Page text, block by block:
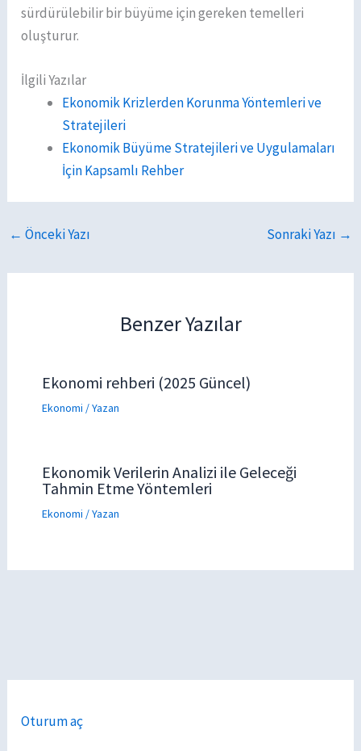
sürdürülebilir bir büyüme için gereken temelleri
oluşturur.
İlgili Yazılar
Ekonomik Krizlerden Korunma Yöntemleri ve
Stratejileri
Ekonomik Büyüme Stratejileri ve Uygulamaları
İçin Kapsamlı Rehber
← Önceki Yazı Sonraki Yazı →
Benzer Yazılar
Ekonomi rehberi (2025 Güncel)
Ekonomi / Yazan
Ekonomik Verilerin Analizi ile Geleceği
Tahmin Etme Yöntemleri
Ekonomi / Yazan
Oturum aç